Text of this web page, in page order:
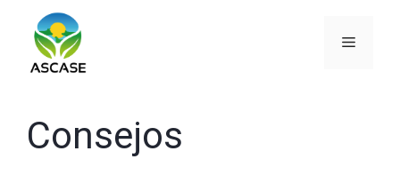
contenido
Menú
Consejos